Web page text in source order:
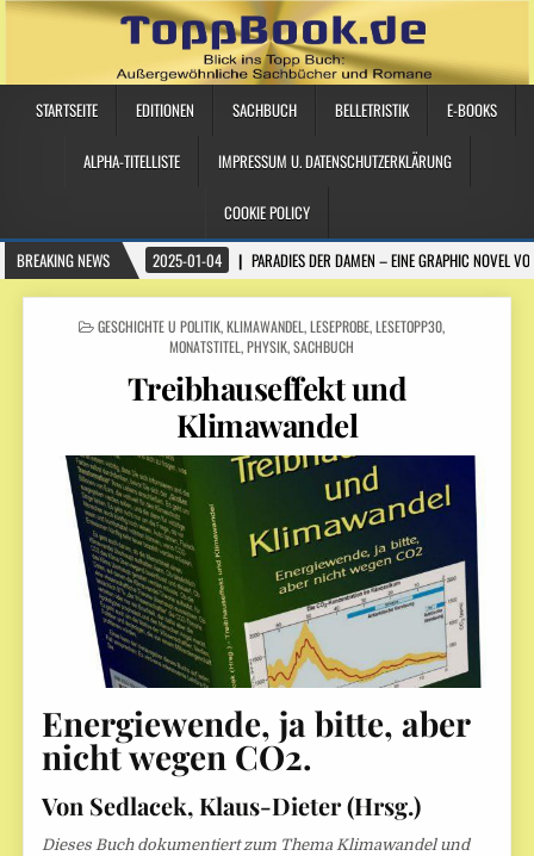
STARTSEITE EDITIONEN SACHBUCH BELLETRISTIK E-BOOKS
ALPHA-TITELLISTE IMPRESSUM U. DATENSCHUTZERKLÄRUNG
COOKIE POLICY
BREAKING NEWS
2025-01-04 PARADIES DER DAMEN – EINE GRAPHIC NOVEL
POSTED IN
GESCHICHTE U POLITIK,KLIMAWANDEL,LESEPROBE,LESETOPP30,
MONATSTITEL,PHYSIK,SACHBUCH
Treibhauseffekt und
Klimawandel
Energiewende, ja bitte, aber
nicht wegen CO2.
Von Sedlacek, Klaus-Dieter (Hrsg.)
Dieses Buch dokumentiert zum Thema Klimawandel und